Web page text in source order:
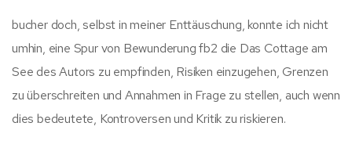
bucher doch, selbst in meiner Enttäuschung, konnte ich nicht
umhin, eine Spur von Bewunderung fb2 die Das Cottage am
See des Autors zu empfinden, Risiken einzugehen, Grenzen
zu überschreiten und Annahmen in Frage zu stellen, auch wenn
dies bedeutete, Kontroversen und Kritik zu riskieren.